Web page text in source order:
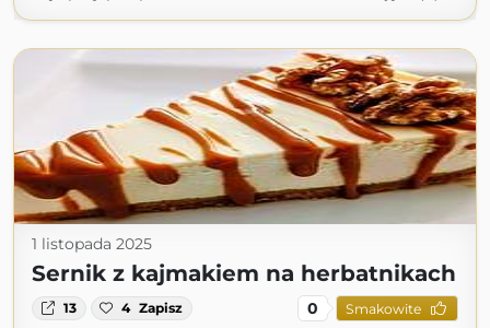
1 listopada 2025
Sernik z kajmakiem na herbatnikach
13 4 Zapisz 0 Smakowite